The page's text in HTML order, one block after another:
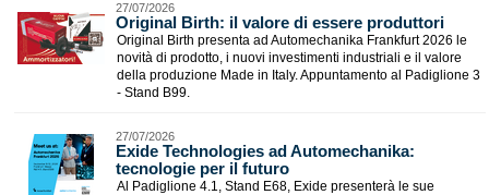
27/07/2026
Original Birth: il valore di essere produttori
Original Birth presenta ad Automechanika Frankfurt 2026 le
novità di prodotto, i nuovi investimenti industriali e il valore
della produzione Made in Italy. Appuntamento al Padiglione 3
- Stand B99.
27/07/2026
Exide Technologies ad Automechanika:
tecnologie per il futuro
Al Padiglione 4.1, Stand E68, Exide presenterà le sue